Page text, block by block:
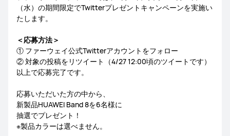
Twitter
（水）の期間限定でTwitterプレゼントキャンペーンを実施い
たします。
＜応募方法＞
① ファーウェイ公式Twitterアカウントをフォロー
② 対象の投稿をリツイート（4/27 12:00頃のツイートです）
以上で応募完了です。
応募いただいた方の中から、
新製品HUAWEI Band 8を6名様に
抽選でプレゼント！
※製品カラーは選べません。